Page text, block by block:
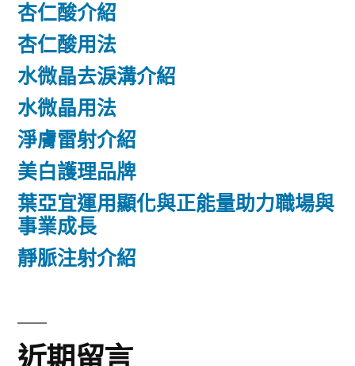
杏仁酸介紹
杏仁酸用法
水微晶去淚溝介紹
水微晶用法
淨膚雷射介紹
美白護理品牌
葉亞宜運用顯化與正能量助力職場與
事業成長
靜脈注射介紹
近期留言